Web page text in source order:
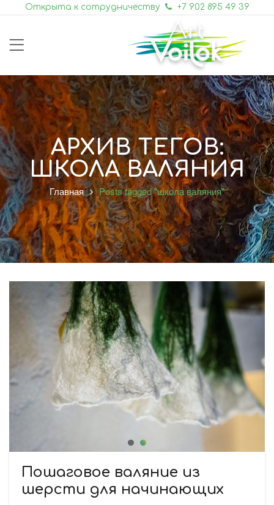
Открыта к сотрудничеству +7 902 895 49 39
АРХИВ ТЕГОВ:
ШКОЛА ВАЛЯНИЯ
Главная Posts tagged "школа валяния"
Пошаговое валяние из
шерсти для начинающих